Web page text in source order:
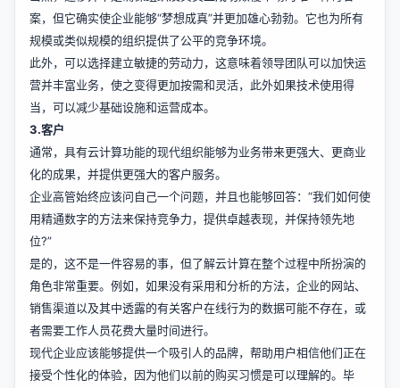
案，但它确实使企业能够“梦想成真”并更加雄心勃勃。它也为所有
规模或类似规模的组织提供了公平的竞争环境。
此外，可以选择建立敏捷的劳动力，这意味着领导团队可以加快运
营并丰富业务，使之变得更加按需和灵活，此外如果技术使用得
当，可以减少基础设施和运营成本。
3.客户
通常，具有云计算功能的现代组织能够为业务带来更强大、更商业
化的成果，并提供更强大的客户服务。
企业高管始终应该问自己一个问题，并且也能够回答：“我们如何使
用精通数字的方法来保持竞争力，提供卓越表现，并保持领先地
位?”
是的，这不是一件容易的事，但了解云计算在整个过程中所扮演的
角色非常重要。例如，如果没有采用和分析的方法，企业的网站、
销售渠道以及其中透露的有关客户在线行为的数据可能不存在，或
者需要工作人员花费大量时间进行。
现代企业应该能够提供一个吸引人的品牌，帮助用户相信他们正在
接受个性化的体验，因为他们以前的购买习惯是可以理解的。毕